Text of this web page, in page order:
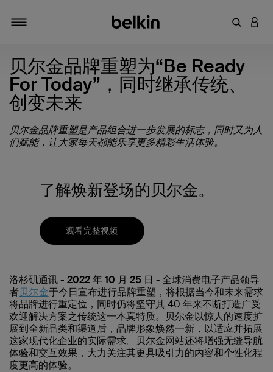
输入关键
登录
贝尔金品牌重塑为“Be Ready
For Today”，同时继承传统、
创变未来
贝尔金品牌重塑是产品组合进一步发展的标志，同时又为人
们赋能，让大家每天都能乐享更多精彩生活体验。
了解焕新登场的贝尔金。
观看完整视频
洛杉矶通讯 - 2022 年 10 月 25 日 - 全球消费电子产品领导
者贝尔金于今日宣布进行品牌重塑，将根据当今和未来需求
将品牌进行重定位，同时仍将坚守其 40 年来不断打造广受
欢迎解决方案之传统这一本真特质。贝尔金以惊人的速度扩
展到全新品类和渠道后，品牌形象焕然一新，以适应并拓展
这家现代化企业的实际需求。贝尔金网站还将增强无缝导航
体验和交互效果，大力关注其更具吸引力的内容和个性化程
度更高的体验。